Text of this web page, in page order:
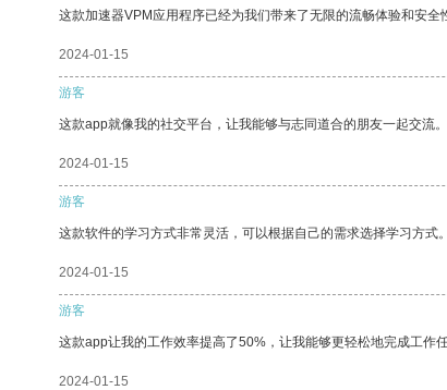
这款加速器VPM应用程序已经为我们带来了无限的流畅体验和安全
2024-01-15
游客
这款app就像我的社交平台，让我能够与志同道合的朋友一起交流。
2024-01-15
游客
这款软件的学习方式非常灵活，可以根据自己的需求选择学习方式。
2024-01-15
游客
这款app让我的工作效率提高了50%，让我能够更轻松地完成工作
2024-01-15